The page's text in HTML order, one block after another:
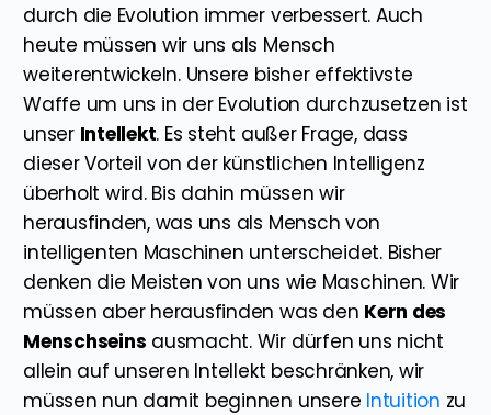
durch die Evolution immer verbessert. Auch
heute müssen wir uns als Mensch
weiterentwickeln. Unsere bisher effektivste
Waffe um uns in der Evolution durchzusetzen ist
unser Intellekt. Es steht außer Frage, dass
dieser Vorteil von der künstlichen Intelligenz
überholt wird. Bis dahin müssen wir
herausfinden, was uns als Mensch von
intelligenten Maschinen unterscheidet. Bisher
denken die Meisten von uns wie Maschinen. Wir
müssen aber herausfinden was den Kern des
Menschseins ausmacht. Wir dürfen uns nicht
allein auf unseren Intellekt beschränken, wir
müssen nun damit beginnen unsere Intuition zu